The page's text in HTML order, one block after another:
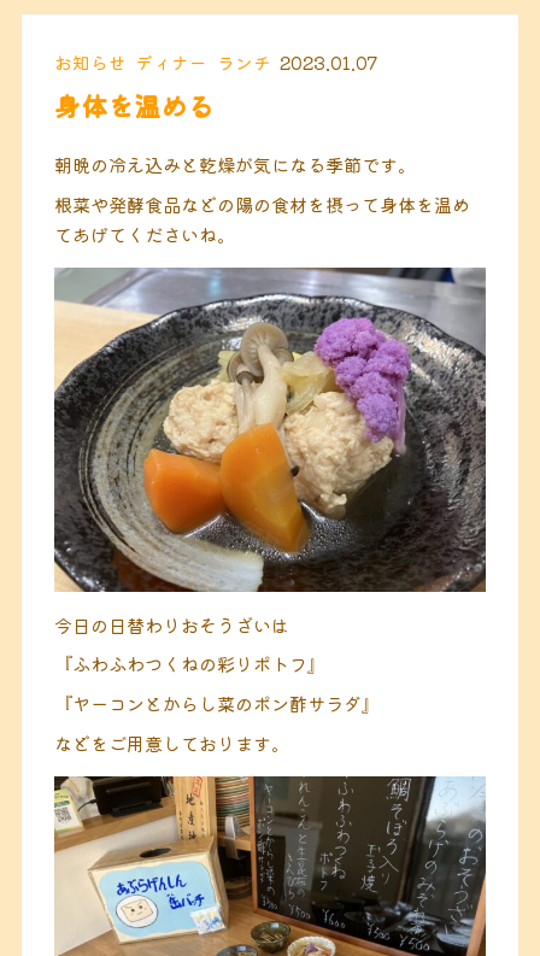
お知らせ ディナー ランチ 2023.01.07
身体を温める
朝晩の冷え込みと乾燥が気になる季節です。
根菜や発酵食品などの陽の食材を摂って身体を温め
てあげてくださいね。
今日の日替わりおそうざいは
『ふわふわつくねの彩りポトフ』
『ヤーコンとからし菜のポン酢サラダ』
などをご用意しております。